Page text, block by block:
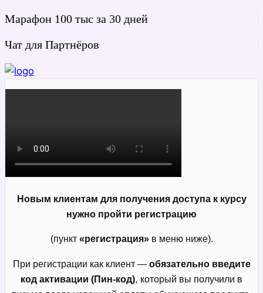
Марафон 100 тыс за 30 дней
Чат для Партнёров
Новым клиентам для получения доступа к курсу
нужно пройти регистрацию
(пункт «регистрация»в меню ниже).
При регистрации как клиент — обязательно введите
код активации (Пин-код), который вы получили в